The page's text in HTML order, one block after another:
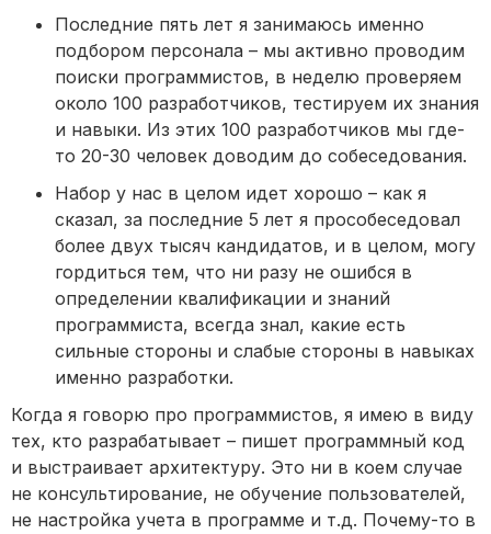
Последние пять лет я занимаюсь именно
подбором персонала – мы активно проводим
поиски программистов, в неделю проверяем
около 100 разработчиков, тестируем их знания
и навыки. Из этих 100 разработчиков мы где-
то 20-30 человек доводим до собеседования.
Набор у нас в целом идет хорошо – как я
сказал, за последние 5 лет я прособеседовал
более двух тысяч кандидатов, и в целом, могу
гордиться тем, что ни разу не ошибся в
определении квалификации и знаний
программиста, всегда знал, какие есть
сильные стороны и слабые стороны в навыках
именно разработки.
Когда я говорю про программистов, я имею в виду
тех, кто разрабатывает – пишет программный код
и выстраивает архитектуру. Это ни в коем случае
не консультирование, не обучение пользователей,
не настройка учета в программе и т.д. Почему-то в